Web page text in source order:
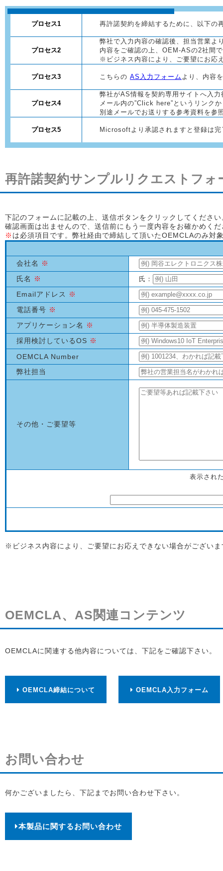
プロセス1 再許諾契約を締結するために、以下の
プロセス2
弊社で入力内容の確認後、担当営業よ
内容をご確認の上、OEM-ASの2社間
※ビジネス内容により、ご要望にお応
プロセス3 こちらの AS入力フォーム より、内容
プロセス4
弊社がAS情報を契約専用サイトへ入
メール内の”Click here”というリンク
別途メールでお送りする参考資料を参
プロセス5 Microsoftより承認されますと登録は完
再許諾契約サンプルリクエストフォ
下記のフォームに記載の上、送信ボタンをクリックしてください
確認画面は出ませんので、送信前にもう一度内容をお確かめく
※ は必須項目です。弊社経由で締結して頂いたOEMCLAのみ対
会社名
※
氏名
※ 氏：
Emailアドレス
※
電話番号 ※
アプリケーション名
※
採用検討しているOS ※
OEMCLA Number
弊社担当
その他・ご要望等
表示され
※ビジネス内容により、ご要望にお応えできない場合がござい
OEMCLA、AS関連コンテンツ
OEMCLAに関連する他内容については、下記をご確認下さい。
OEMCLA締結について OEMCLA入力フォーム
お問い合わせ
何かございましたら、下記までお問い合わせ下さい。
本製品に関するお問い合わせ